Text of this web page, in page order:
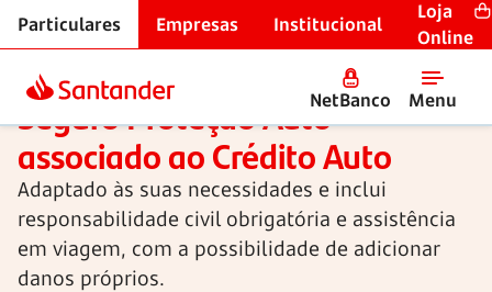
Particulares Empresas Institucional
Loja
Online
NetBanco Menu
Seguros associados a crédito
Seguro Proteção Auto
associado ao Crédito Auto
Adaptado às suas necessidades e inclui
responsabilidade civil obrigatória e assistência
em viagem, com a possibilidade de adicionar
danos próprios.